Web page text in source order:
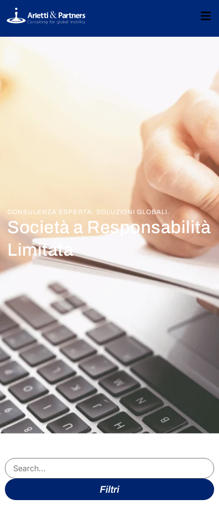
CONSULENZA ESPERTA. SOLUZIONI GLOBALI.
Società a Responsabilità
Limitata
Filtri